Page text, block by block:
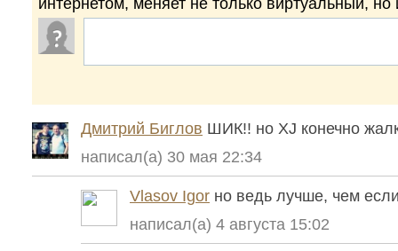
интернетом, меняет не только виртуальный,
Дмитрий Биглов ШИК!! но XJ конечно
написал(а) 30 мая 22:34
Vlasov Igor но ведь лучше, чем
написал(а) 4 августа 15:02